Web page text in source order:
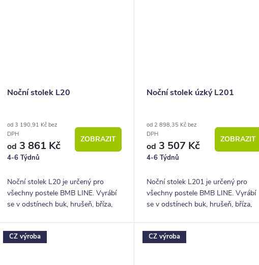
Noční stolek L20
od 3 190,91 Kč bez
DPH
od 3 861 Kč
4-6 Týdnů
ZOBRAZIT
Noční stolek L20 je určený pro
všechny postele BMB LINE. Vyrábí
se v odstínech buk, hrušeň, bříza,
Noční stolek úzký L201
od 2 898,35 Kč bez
DPH
od 3 507 Kč
4-6 Týdnů
ZOBRAZIT
Noční stolek L201 je určený pro
všechny postele BMB LINE. Vyrábí
se v odstínech buk, hrušeň, bříza,
CZ výroba CZ výroba